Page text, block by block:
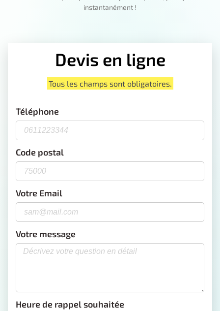
instantanément !
Devis en ligne
Tous les champs sont obligatoires.
Téléphone
Code postal
Votre Email
Votre message
Heure de rappel souhaitée